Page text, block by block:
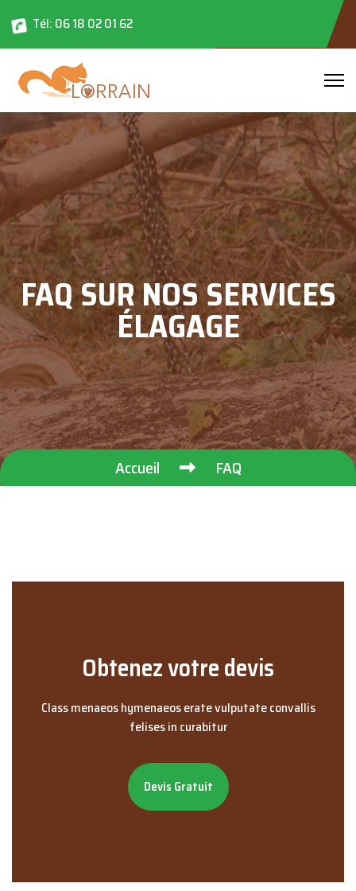
Tél: 06 18 02 01 62
FAQ SUR NOS SERVICES
ÉLAGAGE
Accueil FAQ
Obtenez votre devis
Class menaeos hymenaeos erate vulputate convallis
felises in curabitur
Devis Gratuit